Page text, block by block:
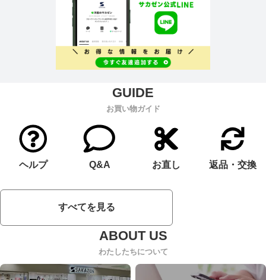
お買い物ガイド
ヘルプ Q&A お直し 返品・交換
すべてを見る
わたしたちについて